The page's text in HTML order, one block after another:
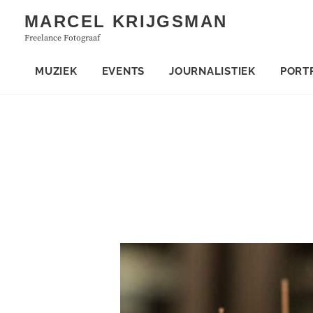
content
MARCEL KRIJGSMAN
Freelance Fotograaf
MUZIEK EVENTS JOURNALISTIEK